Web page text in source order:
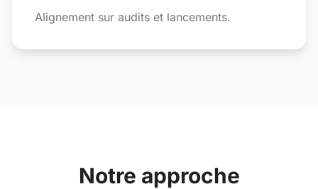
Alignement sur audits et lancements.
Notre approche